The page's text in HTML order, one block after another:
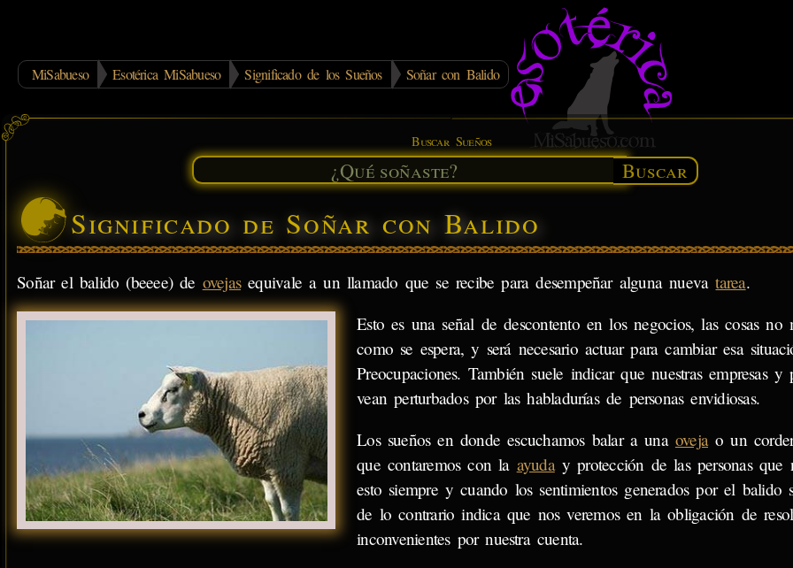
MiSabueso Esotérica MiSabueso Significado de los Sueños Soñar con Balido
Buscar Sueños
Buscar
Significado de Soñar con Balido
Soñar el balido (beeee) de ovejasequivale a un llamado que se recibe para desempeñar alguna nuevatarea.
Esto es una señal de descontento en los negocios, las cosas no
como se espera, y será necesario actuar para cambiar esa
Preocupaciones. También suele indicar que nuestras empresas y
vean perturbados por las habladurías de personas envidiosas.
Los sueños en donde escuchamos balar a una ovejao un
que contaremos con la ayuday protección de las personas que
esto siempre y cuando los sentimientos generados por el balido
de lo contrario indica que nos veremos en la obligación de
inconvenientes por nuestra cuenta.